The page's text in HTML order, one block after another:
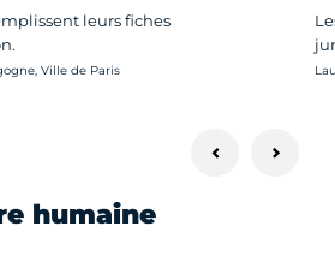
leurs fiches
Ville de Paris
humaine